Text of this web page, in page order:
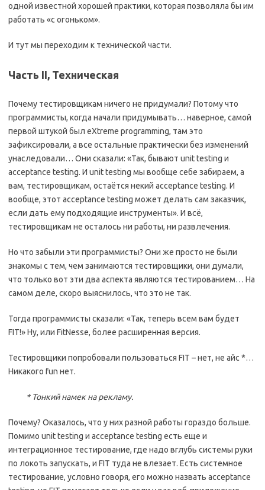
одной известной хорошей практики, которая позволяла бы им
работать «с огоньком».
И тут мы переходим к технической части.
Часть II, Техническая
Почему тестировщикам ничего не придумали? Потому что
программисты, когда начали придумывать… наверное, самой
первой штукой был eXtreme programming, там это
зафиксировали, а все остальные практически без изменений
унаследовали… Они сказали: «Так, бывают unit testing и
acceptance testing. И unit testing мы вообще себе забираем, а
вам, тестировщикам, остаётся некий acceptance testing. И
вообще, этот acceptance testing может делать сам заказчик,
если дать ему подходящие инструменты». И всё,
тестировщикам не осталось ни работы, ни развлечения.
Но что забыли эти программисты? Они же просто не были
знакомы с тем, чем занимаются тестировщики, они думали,
что только вот эти два аспекта являются тестированием… На
самом деле, скоро выяснилось, что это не так.
Тогда программисты сказали: «Так, теперь всем вам будет
FIT!» Ну, или FitNesse, более расширенная версия.
Тестировщики попробовали пользоваться FIT – нет, не айс *…
Никакого fun нет.
* Тонкий намек на рекламу.
Почему? Оказалось, что у них разной работы гораздо больше.
Помимо unit testing и acceptance testing есть еще и
интеграционное тестирование, где надо вглубь системы руки
по локоть запускать, и FIT туда не влезает. Есть системное
тестирование, условно говоря, его можно назвать acceptance